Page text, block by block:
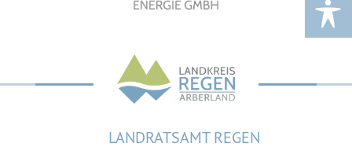
LANDRATSAMT REGEN